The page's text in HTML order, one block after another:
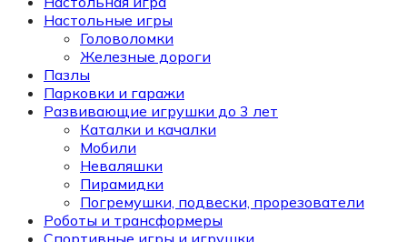
Настольные игры
Головоломки
Железные дороги
Пазлы
Парковки и гаражи
Развивающие игрушки до 3 лет
Каталки и качалки
Мобили
Неваляшки
Пирамидки
Погремушки, подвески, прорезователи
Роботы и трансформеры
Спортивные игры и игрушки